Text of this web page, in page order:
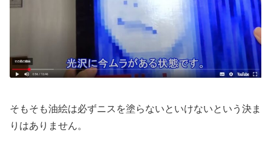
そもそも油絵は必ずニスを塗らないといけないという決ま
りはありません。